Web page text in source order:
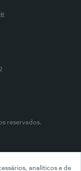
analíticos e de
reservados.